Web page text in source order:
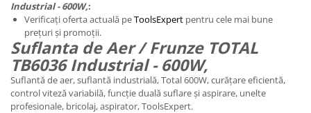
Industrial - 600W,:
Verificați oferta actuală peToolsExpert pentru cele mai bune
prețuri și promoții.
Suflanta de Aer / Frunze TOTAL
TB6036 Industrial - 600W,
Suflantă de aer, suflantă industrială, Total 600W, curățare eficientă,
control viteză variabilă, funcție duală suflare și aspirare, unelte
profesionale, bricolaj, aspirator, ToolsExpert.